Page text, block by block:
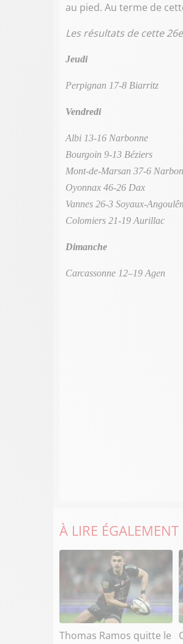
au pied. Au terme de
Les résultats de cette
Jeudi
Perpignan 17-8 Biarritz
Vendredi
Albi 13-16 Narbonne
Bourgoin 9-13 Béziers
Mont-de-Marsan 37-6
Oyonnax 46-26 Dax
Vannes 26-3 Soyaux-
Colomiers 21-19 Aurillac
Dimanche
Carcassonne 12–19 Agen
À LIRE ÉGALEMENT
Thomas Ramos quitte le